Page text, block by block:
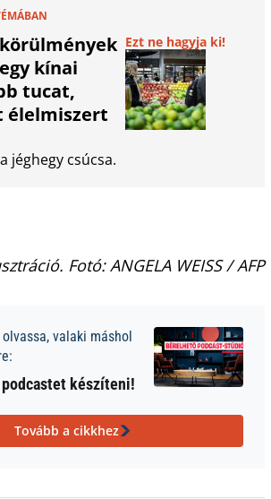
kínai
tucat,
élelmiszert
Ezt ne hagyja ki!
jéghegy csúcsa.
Fotó: ANGELA WEISS / AFP
valaki máshol
készíteni!
Tovább a cikkhez